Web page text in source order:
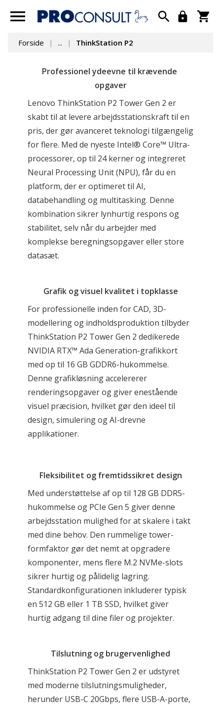
Forside ... ThinkStation P2
Professionel ydeevne til krævende
opgaver
Lenovo ThinkStation P2 Tower Gen 2 er
skabt til at levere arbejdsstationskraft til en
pris, der gør avanceret teknologi tilgængelig
for flere. Med de nyeste Intel® Core™ Ultra-
processorer, op til 24 kerner og integreret
Neural Processing Unit (NPU), får du en
platform, der er optimeret til AI,
databehandling og multitasking. Denne
kombination sikrer lynhurtig respons og
stabilitet, selv når du arbejder med
komplekse beregningsopgaver eller store
datasæt.
Grafik og visuel kvalitet i topklasse
For professionelle inden for CAD, 3D-
modellering og indholdsproduktion tilbyder
ThinkStation P2 Tower Gen 2 dedikerede
NVIDIA RTX™ Ada Generation-grafikkort
med op til 16 GB GDDR6-hukommelse.
Denne grafikløsning accelererer
renderingsopgaver og giver enestående
visuel præcision, hvilket gør den ideel til
design, simulering og AI-drevne
applikationer.
Fleksibilitet og fremtidssikret design
Med understøttelse af op til 128 GB DDR5-
hukommelse og PCIe Gen 5 giver denne
arbejdsstation mulighed for at skalere i takt
med dine behov. Den rummelige tower-
formfaktor gør det nemt at opgradere
komponenter, mens flere M.2 NVMe-slots
sikrer hurtig og pålidelig lagring.
Standardkonfigurationen inkluderer typisk
en 512 GB eller 1 TB SSD, hvilket giver
hurtig adgang til dine filer og projekter.
Tilslutning og brugervenlighed
ThinkStation P2 Tower Gen 2 er udstyret
med moderne tilslutningsmuligheder,
herunder USB-C 20Gbps, flere USB-A-porte,